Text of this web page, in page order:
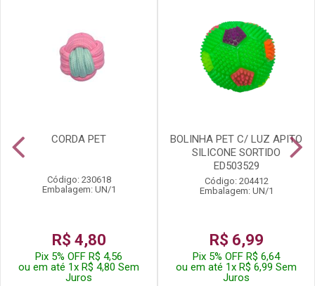
CORDA PET
Código: 230618
Embalagem: UN/1
R$ 4,80
Pix 5% OFF R$ 4,56
ou em até 1x R$ 4,80 Sem
Juros
BOLINHA PET C/ LUZ APITO
SILICONE SORTIDO
ED503529
Código: 204412
Embalagem: UN/1
R$ 6,99
Pix 5% OFF R$ 6,64
ou em até 1x R$ 6,99 Sem
Juros